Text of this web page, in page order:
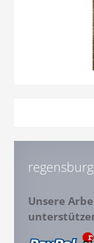
Unsere